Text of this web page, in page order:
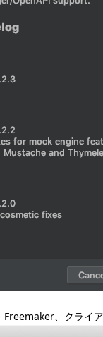
、クライ